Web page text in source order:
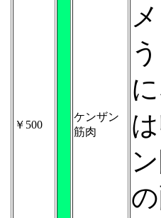
￥500
ケンザン
筋肉